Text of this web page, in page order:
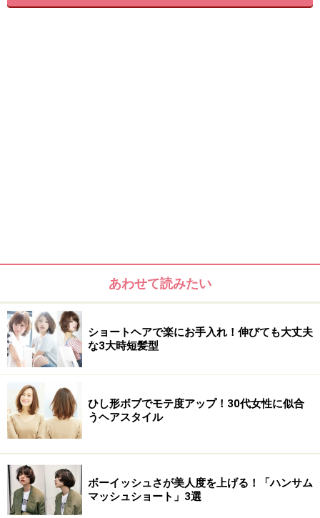
＜目次＞
3. 無造作ウェーブのゆるカジュショートボブ
おすすめショートヘア1.前髪ありひし形ワ
ンカール
前髪ありひし形ワンカール
前髪を深めの位置からとることで分け目がつきにくいス
タイルです。産後はどうしても前髪付近の髪が抜けてし
あわせて読みたい
ショートヘアで楽にお手入れ！伸びても大丈夫
な3大時短髪型
ひし形ボブでモテ度アップ！30代女性に似合
うヘアスタイル
ボーイッシュさが美人度を上げる！「ハンサム
マッシュショート」3選